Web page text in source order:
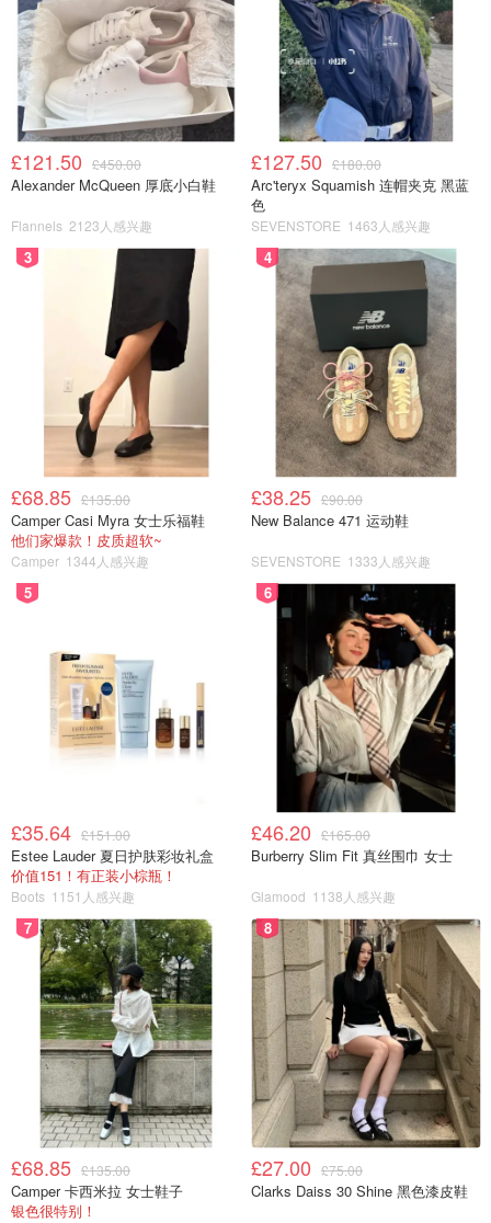
£121.50 £450.00
Alexander McQueen 厚底小白鞋
Flannels 2123人感兴趣
£127.50 £180.00
Arc'teryx Squamish 连帽夹克 黑蓝
色
SEVENSTORE 1463人感兴趣
3
£68.85 £135.00
Camper Casi Myra 女士乐福鞋
他们家爆款！皮质超软~
Camper 1344人感兴趣
4
£38.25 £90.00
New Balance 471 运动鞋
SEVENSTORE 1333人感兴趣
5
£35.64 £151.00
Estee Lauder 夏日护肤彩妆礼盒
价值151！有正装小棕瓶！
Boots 1151人感兴趣
6
£46.20 £165.00
Burberry Slim Fit 真丝围巾 女士
Glamood 1138人感兴趣
7
£68.85 £135.00
Camper 卡西米拉 女士鞋子
银色很特别！
8
£27.00 £75.00
Clarks Daiss 30 Shine 黑色漆皮鞋